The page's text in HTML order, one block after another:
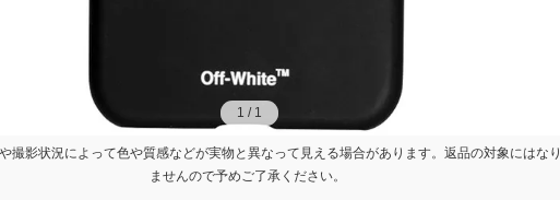
1 / 1
1 / 1
撮影状況によって色や質感などが実物と異なって見える場合があります。返品の対象にはなり
ませんので予めご了承ください。